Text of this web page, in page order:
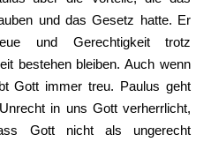
und das Gesetz hatte. Er
und Gerechtigkeit trotz
bestehen bleiben. Auch wenn
Gott immer treu. Paulus geht
in uns Gott verherrlicht,
Gott nicht als ungerecht